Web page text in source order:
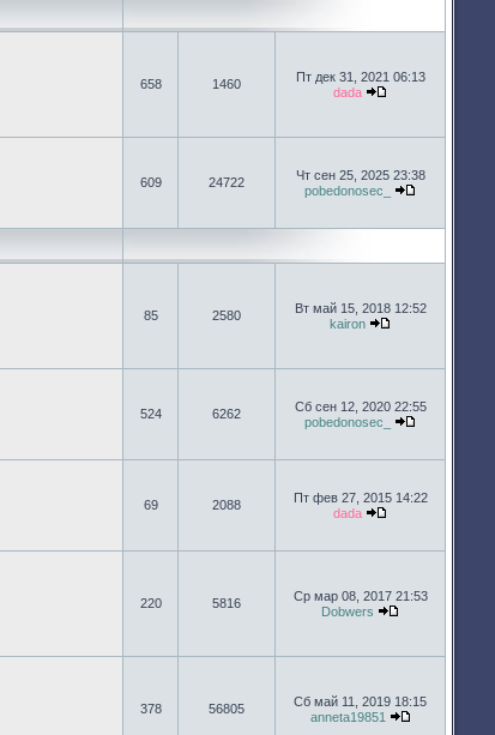
658 1460
Пт дек 31, 2021 06:13
dada
609 24722
Чт сен 25, 2025 23:38
pobedonosec_
85 2580
Вт май 15, 2018 12:52
kairon
524 6262
Сб сен 12, 2020 22:55
pobedonosec_
69 2088
Пт фев 27, 2015 14:22
dada
220 5816
Ср мар 08, 2017 21:53
Dobwers
378 56805
Сб май 11, 2019 18:15
anneta19851